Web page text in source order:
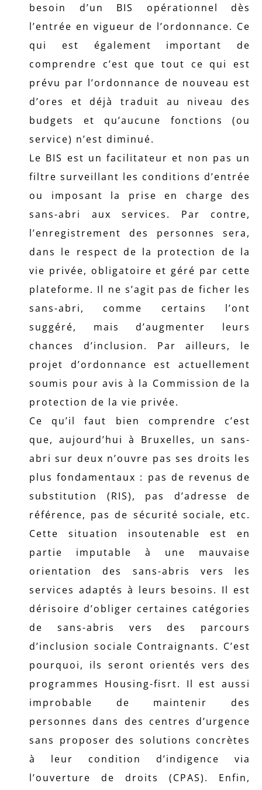
besoin d’un BIS opérationnel dès
l’entrée en vigueur de l’ordonnance. Ce
qui est également important de
comprendre c’est que tout ce qui est
prévu par l’ordonnance de nouveau est
d’ores et déjà traduit au niveau des
budgets et qu’aucune fonctions (ou
service) n’est diminué.
Le BIS est un facilitateur et non pas un
filtre surveillant les conditions d’entrée
ou imposant la prise en charge des
sans-abri aux services. Par contre,
l’enregistrement des personnes sera,
dans le respect de la protection de la
vie privée, obligatoire et géré par cette
plateforme. Il ne s’agit pas de ficher les
sans-abri, comme certains l’ont
suggéré, mais d’augmenter leurs
chances d’inclusion. Par ailleurs, le
projet d’ordonnance est actuellement
soumis pour avis à la Commission de la
protection de la vie privée.
Ce qu’il faut bien comprendre c’est
que, aujourd’hui à Bruxelles, un sans-
abri sur deux n’ouvre pas ses droits les
plus fondamentaux : pas de revenus de
substitution (RIS), pas d’adresse de
référence, pas de sécurité sociale, etc.
Cette situation insoutenable est en
partie imputable à une mauvaise
orientation des sans-abris vers les
services adaptés à leurs besoins. Il est
dérisoire d’obliger certaines catégories
de sans-abris vers des parcours
d’inclusion sociale Contraignants. C’est
pourquoi, ils seront orientés vers des
programmes Housing-fisrt. Il est aussi
improbable de maintenir des
personnes dans des centres d’urgence
sans proposer des solutions concrètes
à leur condition d’indigence via
l’ouverture de droits (CPAS). Enfin,